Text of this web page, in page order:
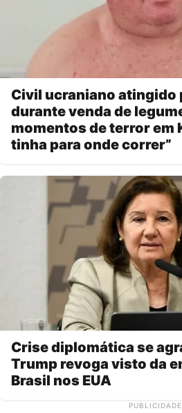
Civil ucraniano atingido
durante venda de
momentos de terror em
tinha para onde correr”
Crise diplomática se
Trump revoga visto da
Brasil nos EUA
PUBLICIDADE